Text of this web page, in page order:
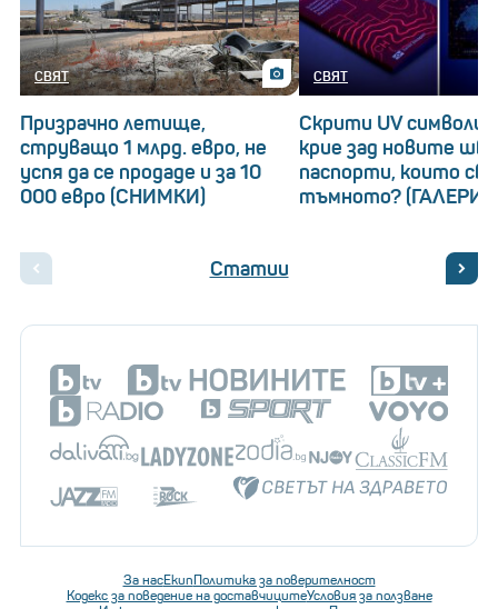
СВЯТ
Призрачно летище,
струващо 1 млрд. евро, не
успя да се продаде и за 10
000 евро (СНИМКИ)
СВЯТ
Скрити UV символи:
крие зад новите
паспорти, които
тъмното?
Статии
За насЕкипПолитика за поверителност
Кодекс за поведение на доставчицитеУсловия за ползване